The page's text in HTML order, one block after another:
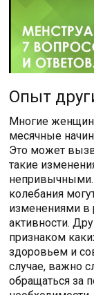
Опыт
Многие
месячные
Это может
такие
непривычными.
колебания
изменениями в
активности.
признаком
здоровьем и
случае, важно
обращаться за